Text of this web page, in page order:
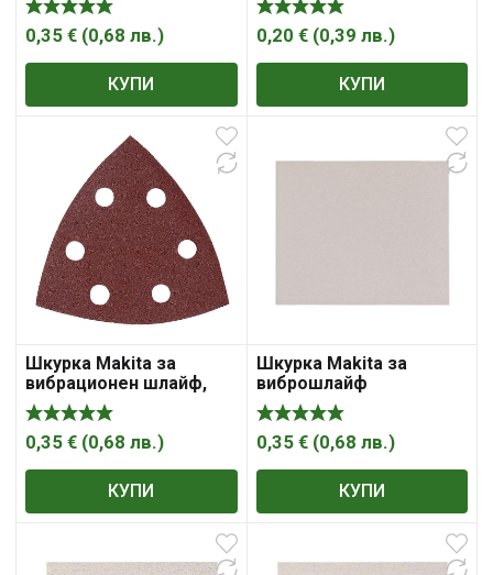
0,35 € (0,68 лв.)
КУПИ
0,20 € (0,39 лв.)
КУПИ
Шкурка Makita за
вибрационен шлайф,
триъгълна, с 6 отвора,
94x94x94 мм, P100
0,35 € (0,68 лв.)
КУПИ
Шкурка Makita за
виброшлайф
правоъгълна без
отвори 140×114 мм,
P100
0,35 € (0,68 лв.)
КУПИ